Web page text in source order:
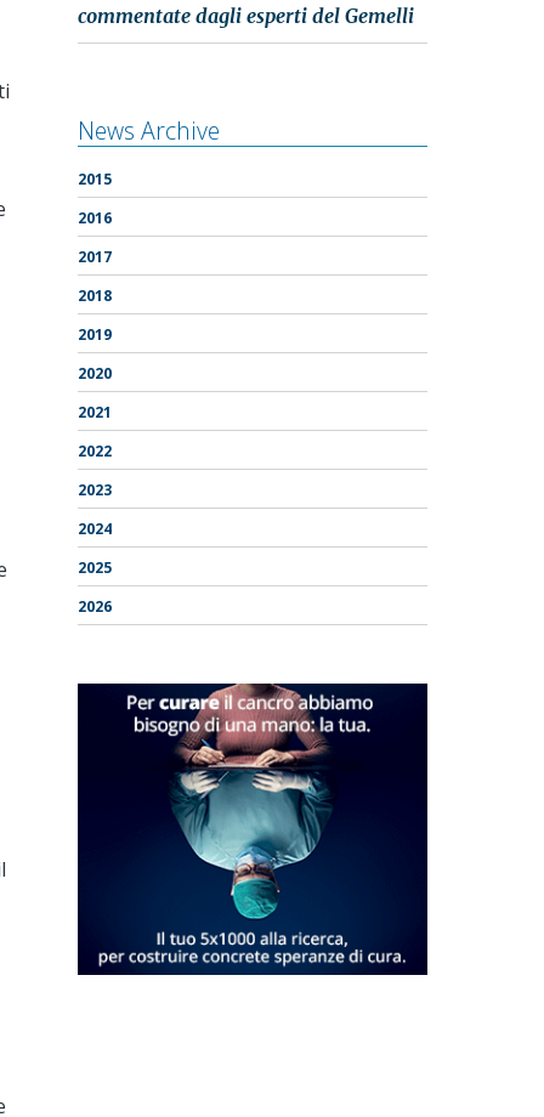
commentate dagli esperti del Gemelli
News Archive
2015
2016
2017
2018
2019
2020
2021
2022
2023
2024
2025
2026